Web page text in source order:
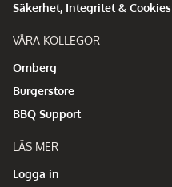
Säkerhet, Integritet & Cookies
VÅRA KOLLEGOR
Omberg
Burgerstore
BBQ Support
LÄS MER
Logga in